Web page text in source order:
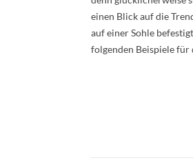
einen Blick auf die
auf einer Sohle
folgenden Beispiele für